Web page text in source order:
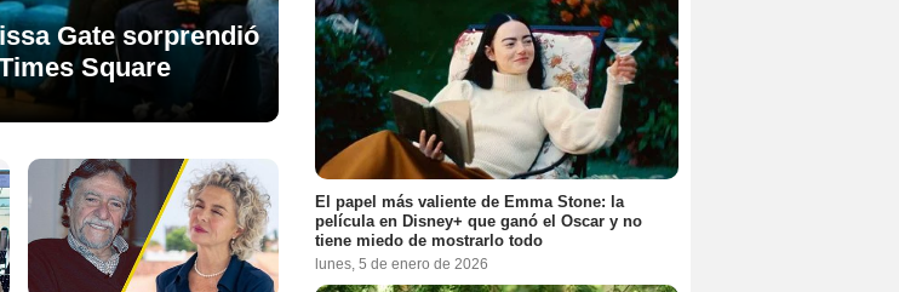
Gate sorprendió
Square
El papel más valiente de Emma Stone: la
película en Disney+ que ganó el Oscar y no
tiene miedo de mostrarlo todo
lunes, 5 de enero de 2026